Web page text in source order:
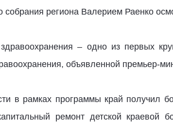
собрания региона Валерием Раенко
– одно из первых
объявленной премьер-
в рамках программы край получил
ремонт детской краевой